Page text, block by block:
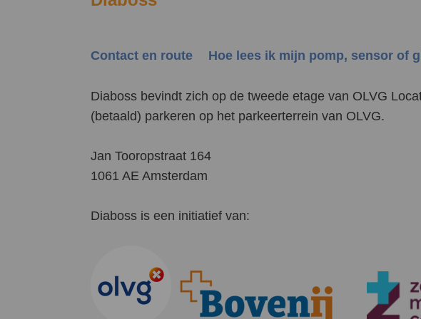
Contact en route Hoe lees ik mijn pomp, sensor of
Diaboss bevindt zich op de tweede etage van OLVG
(betaald) parkeren op het parkeerterrein van OLVG.
Jan Tooropstraat 164
1061 AE Amsterdam
Diaboss is een initiatief van: